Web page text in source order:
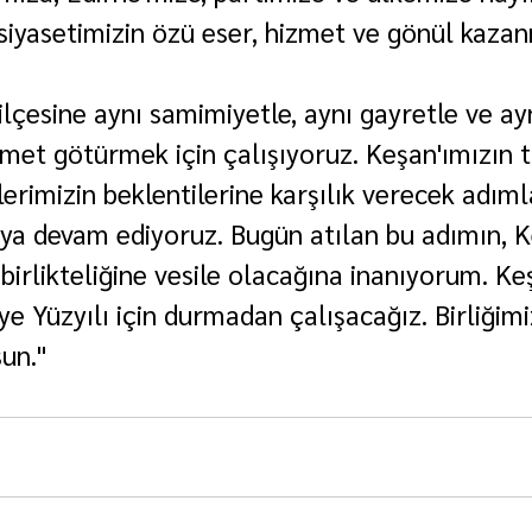
özü eser, hizmet ve gönül
aynı samimiyetle, aynı gayretle ve
götürmek için çalışıyoruz.
beklentilerine karşılık verecek
devam ediyoruz. Bugün atılan bu adımın,
vesile olacağına inanıyorum.
Yüzyılı için durmadan çalışacağız.